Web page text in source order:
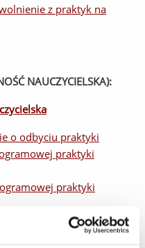
z praktyk na
NAUCZYCIELSKA):
o odbyciu praktyki
praktyki
praktyki